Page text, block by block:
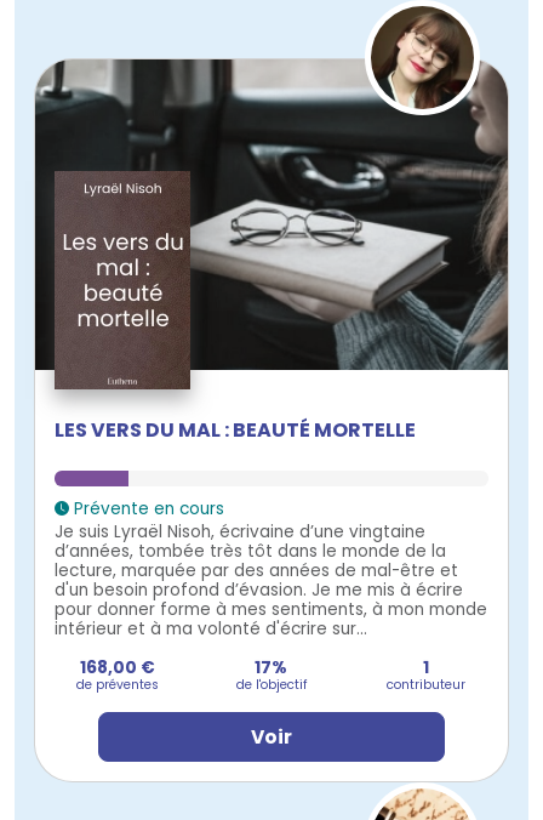
LES VERS DU MAL : BEAUTÉ MORTELLE
Prévente en cours
Je suis Lyraël Nisoh, écrivaine d’une vingtaine
d’années, tombée très tôt dans le monde de la
lecture, marquée par des années de mal-être et
d'un besoin profond d’évasion. Je me mis à écrire
pour donner forme à mes sentiments, à mon monde
intérieur et à ma volonté d'écrire sur...
168,00 €
de préventes
17%
de l'objectif
1
contributeur
Voir